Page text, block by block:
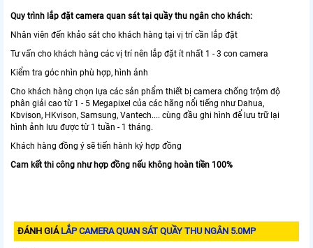
Quy trình lắp đặt camera quan sát tại quầy thu ngân cho khách:
Nhân viên đến khảo sát cho khách hàng tại vị trí cần lắp đặt
Tư vấn cho khách hàng các vị trí nên lắp đặt ít nhất 1 - 3 con camera
Kiểm tra góc nhìn phù hợp, hình ảnh
Cho khách hàng chọn lựa các sản phẩm thiết bị camera chống trộm độ
phân giải cao từ 1 - 5 Megapixel của các hãng nổi tiếng như Dahua,
Kbvison, HKvison, Samsung, Vantech.... cùng đầu ghi hình để lưu trữ lại
hình ảnh lưu được từ 1 tuần - 1 tháng.
Khách hàng đồng ý sẽ tiến hành ký hợp đồng
Cam kết thi công như hợp đồng nếu không hoàn tiền 100%
ĐÁNH GIÁ LẮP CAMERA QUAN SÁT QUẦY THU NGÂN 5.0MP